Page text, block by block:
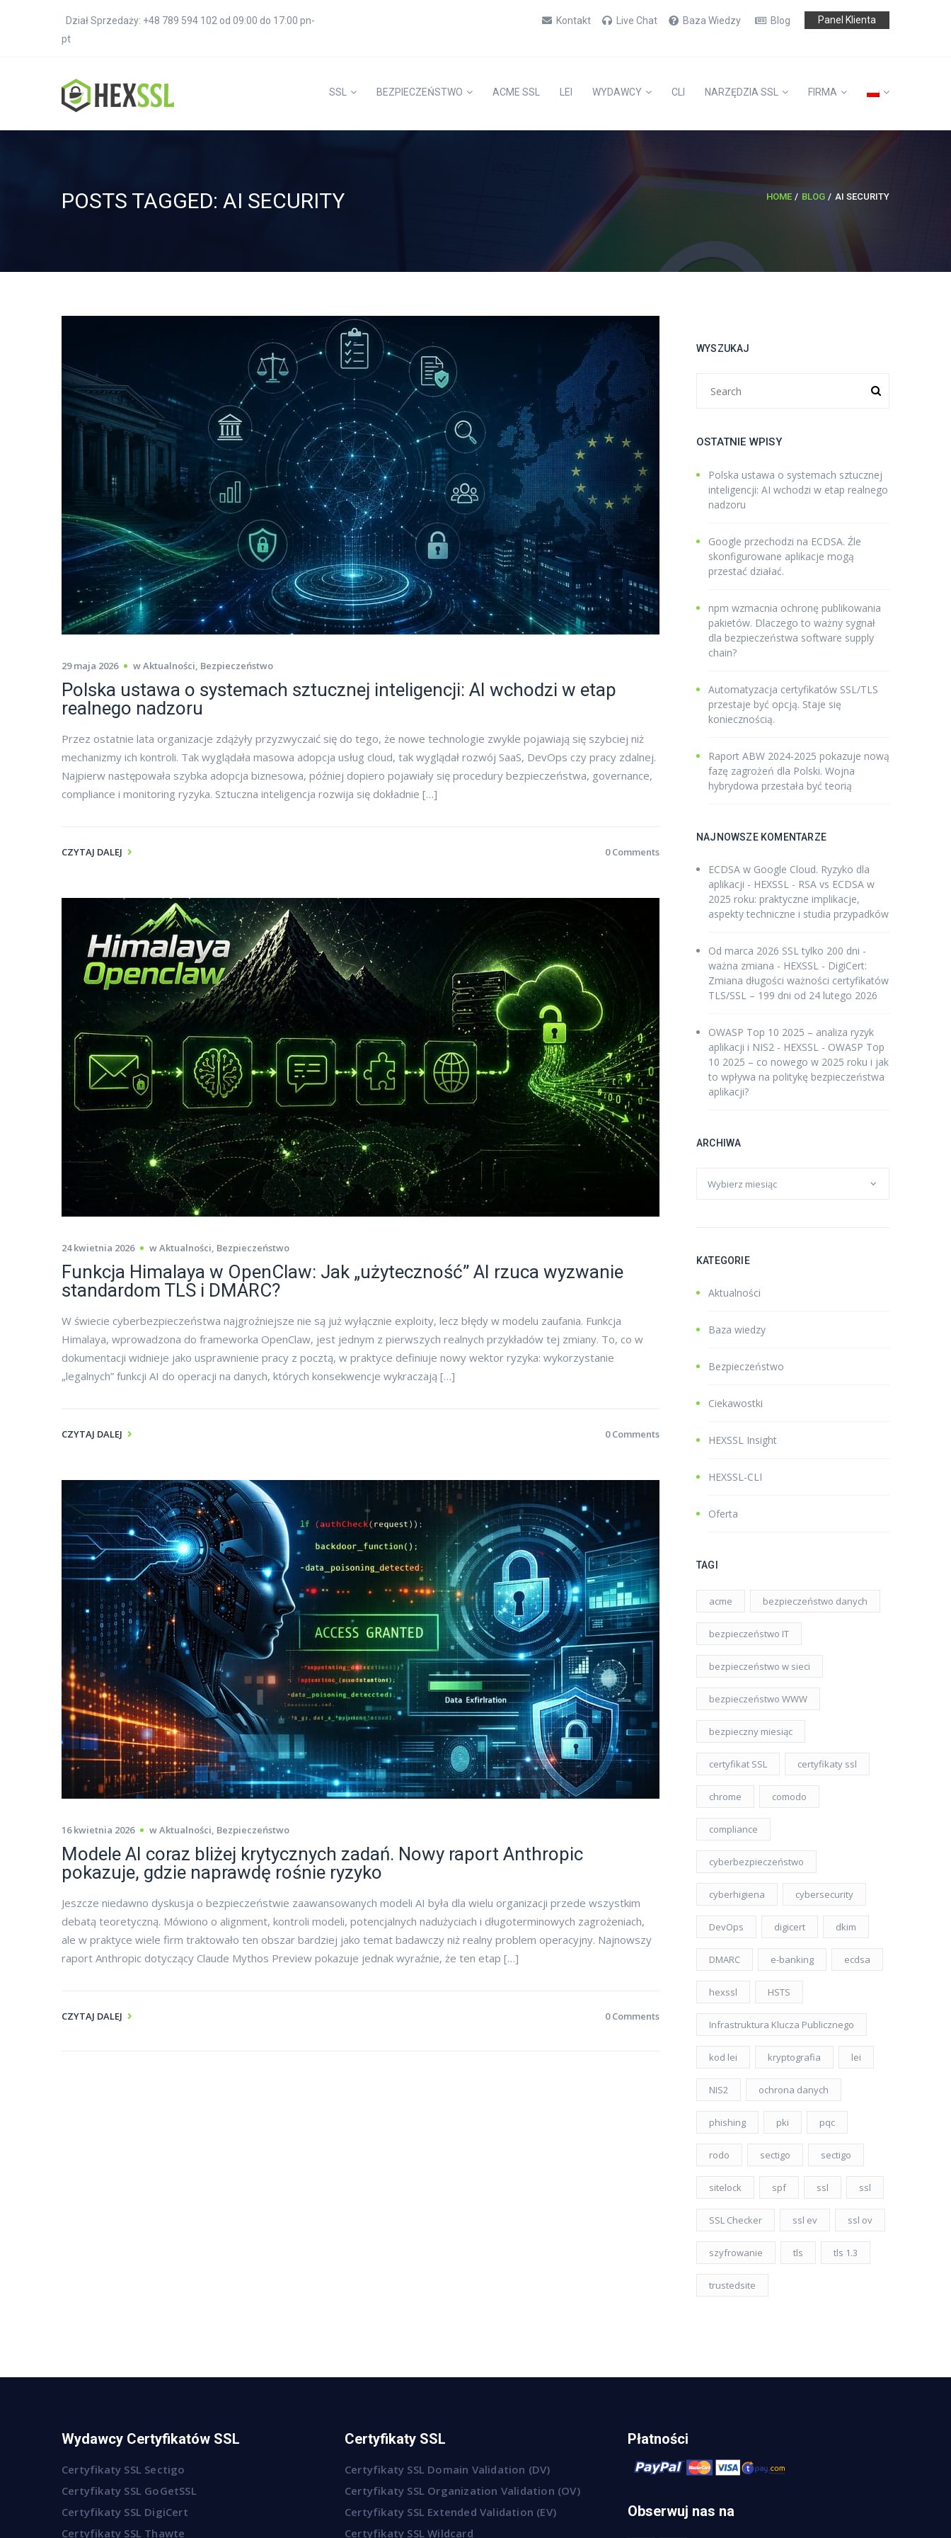
Dział Sprzedaży: +48 789 594 102 od 09:00 do 17:00 pn-
pt
Kontakt Live Chat Baza Wiedzy Blog Panel Klienta
SSL BEZPIECZEŃSTWO ACME SSL LEI WYDAWCY CLI NARZĘDZIA SSL FIRMA
POSTS TAGGED: AI SECURITY HOME BLOG AI SECURITY
29 maja 2026 wAktualności, Bezpieczeństwo
Polska ustawa o systemach sztucznej inteligencji: AI wchodzi w etap
realnego nadzoru
Przez ostatnie lata organizacje zdążyły przyzwyczaić się do tego, że nowe technologie zwykle pojawiają się szybciej niż
mechanizmy ich kontroli. Tak wyglądała masowa adopcja usług cloud, tak wyglądał rozwój SaaS, DevOps czy pracy zdalnej.
Najpierw następowała szybka adopcja biznesowa, później dopiero pojawiały się procedury bezpieczeństwa, governance,
compliance i monitoring ryzyka. Sztuczna inteligencja rozwija się dokładnie […]
CZYTAJ DALEJ 0 Comments
24 kwietnia 2026 wAktualności, Bezpieczeństwo
Funkcja Himalaya w OpenClaw: Jak „użyteczność” AI rzuca wyzwanie
standardom TLS i DMARC?
W świecie cyberbezpieczeństwa najgroźniejsze nie są już wyłącznie exploity, lecz błędy w modelu zaufania. Funkcja
Himalaya, wprowadzona do frameworka OpenClaw, jest jednym z pierwszych realnych przykładów tej zmiany. To, co w
dokumentacji widnieje jako usprawnienie pracy z pocztą, w praktyce definiuje nowy wektor ryzyka: wykorzystanie
„legalnych” funkcji AI do operacji na danych, których konsekwencje wykraczają […]
CZYTAJ DALEJ 0 Comments
16 kwietnia 2026 wAktualności, Bezpieczeństwo
Modele AI coraz bliżej krytycznych zadań. Nowy raport Anthropic
pokazuje, gdzie naprawdę rośnie ryzyko
Jeszcze niedawno dyskusja o bezpieczeństwie zaawansowanych modeli AI była dla wielu organizacji przede wszystkim
debatą teoretyczną. Mówiono o alignment, kontroli modeli, potencjalnych nadużyciach i długoterminowych zagrożeniach,
ale w praktyce wiele firm traktowało ten obszar bardziej jako temat badawczy niż realny problem operacyjny. Najnowszy
raport Anthropic dotyczący Claude Mythos Preview pokazuje jednak wyraźnie, że ten etap […]
CZYTAJ DALEJ 0 Comments
WYSZUKAJ
OSTATNIE WPISY
Polska ustawa o systemach sztucznej
inteligencji: AI wchodzi w etap realnego
nadzoru
Google przechodzi na ECDSA. Źle
skonfigurowane aplikacje mogą
przestać działać.
npm wzmacnia ochronę publikowania
pakietów. Dlaczego to ważny sygnał
dla bezpieczeństwa software supply
chain?
Automatyzacja certyfikatów SSL/TLS
przestaje być opcją. Staje się
koniecznością.
Raport ABW 2024-2025 pokazuje nową
fazę zagrożeń dla Polski. Wojna
hybrydowa przestała być teorią
NAJNOWSZE KOMENTARZE
ECDSA w Google Cloud. Ryzyko dla
aplikacji - HEXSSL - RSA vs ECDSA w
2025 roku: praktyczne implikacje,
aspekty techniczne i studia przypadków
Od marca 2026 SSL tylko 200 dni -
ważna zmiana - HEXSSL - DigiCert:
Zmiana długości ważności certyfikatów
TLS/SSL – 199 dni od 24 lutego 2026
OWASP Top 10 2025 – analiza ryzyk
aplikacji i NIS2 - HEXSSL - OWASP Top
10 2025 – co nowego w 2025 roku i jak
to wpływa na politykę bezpieczeństwa
aplikacji?
ARCHIWA
KATEGORIE
Aktualności
Baza wiedzy
Bezpieczeństwo
Ciekawostki
HEXSSL Insight
HEXSSL-CLI
Oferta
TAGI
acme bezpieczeństwo danych
bezpieczeństwo IT
bezpieczeństwo w sieci
bezpieczeństwo WWW
bezpieczny miesiąc
certyfikat SSL certyfikaty ssl
chrome comodo
compliance
cyberbezpieczeństwo
cyberhigiena cybersecurity
DevOps digicert dkim
DMARC e-banking ecdsa
hexssl HSTS
Infrastruktura Klucza Publicznego
kod lei kryptografia lei
NIS2 ochrona danych
phishing pki pqc
rodo sectigo sectigo
sitelock spf ssl ssl
SSL Checker ssl ev ssl ov
szyfrowanie tls tls 1.3
trustedsite
Wydawcy Certyfikatów SSL
Certyfikaty SSL Sectigo
Certyfikaty SSL GoGetSSL
Certyfikaty SSL DigiCert
Certyfikaty SSL Thawte
Certyfikaty SSL
Certyfikaty SSL Domain Validation (DV)
Certyfikaty SSL Organization Validation (OV)
Certyfikaty SSL Extended Validation (EV)
Certyfikaty SSL Wildcard
Płatności
Obserwuj nas na